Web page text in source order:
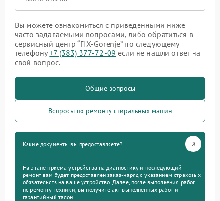
Вы можете ознакомиться с приведенными ниже
часто задаваемыми вопросами, либо обратиться в
сервисный центр “FIX-Gorenje” по следующему
телефону+7 (383) 377-72-09 если не нашли ответ на
свой вопрос.
Общие вопросы
Вопросы по ремонту стиральных машин
Какие документы вы предоставляете?
На этапе приема устройства на диагностику и последующий
ремонт вам будет предоставлен заказ-наряд с указанием страховых
обязательств на ваше устройство. Далее, после выполнения работ
по ремонту техники, вы получите акт выполненных работ и
гарантийный талон.